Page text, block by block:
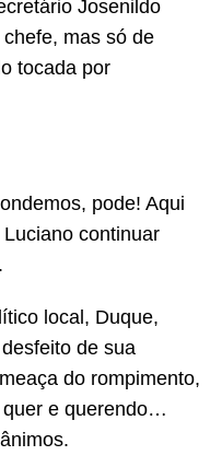
Josenildo
mas só de
tocada por
pode! Aqui
continuar
local, Duque,
de sua
do rompimento,
quer e querendo…